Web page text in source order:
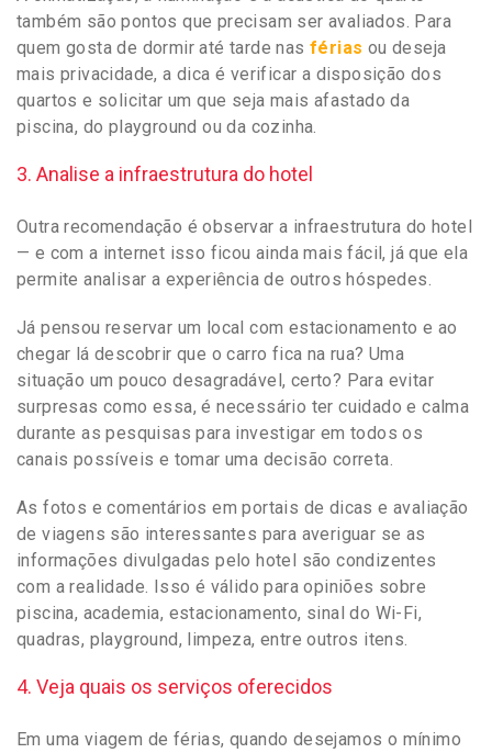
também são pontos que precisam ser avaliados. Para
quem gosta de dormir até tarde nas férias ou deseja
mais privacidade, a dica é verificar a disposição dos
quartos e solicitar um que seja mais afastado da
piscina, do playground ou da cozinha.
3. Analise a infraestrutura do hotel
Outra recomendação é observar a infraestrutura do hotel
— e com a internet isso ficou ainda mais fácil, já que ela
permite analisar a experiência de outros hóspedes.
Já pensou reservar um local com estacionamento e ao
chegar lá descobrir que o carro fica na rua? Uma
situação um pouco desagradável, certo? Para evitar
surpresas como essa, é necessário ter cuidado e calma
durante as pesquisas para investigar em todos os
canais possíveis e tomar uma decisão correta.
As fotos e comentários em portais de dicas e avaliação
de viagens são interessantes para averiguar se as
informações divulgadas pelo hotel são condizentes
com a realidade. Isso é válido para opiniões sobre
piscina, academia, estacionamento, sinal do Wi-Fi,
quadras, playground, limpeza, entre outros itens.
4. Veja quais os serviços oferecidos
Em uma viagem de férias, quando desejamos o mínimo